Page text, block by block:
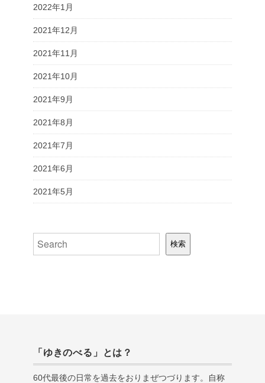
2022年1月
2021年12月
2021年11月
2021年10月
2021年9月
2021年8月
2021年7月
2021年6月
2021年5月
検索 検索
「ゆきのべる」とは？
60代最後の日常を過去をおりまぜつづります。自称